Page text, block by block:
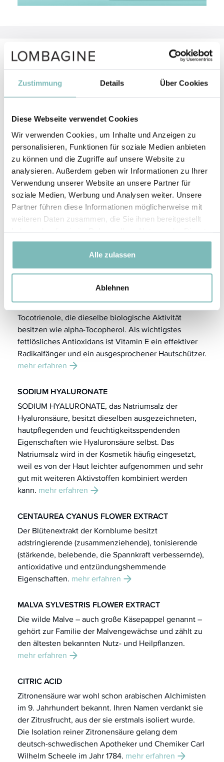
Zustimmung Details Über Cookies
Diese Webseite verwendet Cookies
Wir verwenden Cookies, um Inhalte und Anzeigen zu
personalisieren, Funktionen für soziale Medien anbieten
zu können und die Zugriffe auf unsere Website zu
analysieren. Außerdem geben wir Informationen zu Ihrer
Verwendung unserer Website an unsere Partner für
soziale Medien, Werbung und Analysen weiter. Unsere
Partner führen diese Informationen möglicherweise mit
weiteren Daten zusammen, die Sie ihnen bereitgestellt
gesammelt haben.
Alle zulassen
Ablehnen
Aktivstoffe
GLYCERIN
GLYCERIN (Glycerin) ist chemisch betrachtet ein
Sheabutter
Der Karitébaum oder Sheanussbaum wächst in den
Savannen Afrikas, die sich in einem Gürtel vom
Senegal bis Uganda quer durch den Kontinent ziehen.
mehr erfahren
MACADAMIA INTEGRIFOLIA SEED OIL
(Macadamianussöl) wird aus einer der teuersten und
mehr erfahren
Vitamin E (Tocopherol) ist ein Sammelbegriff für alle
natürlichen und synthetischen Tocopherole und
Tocotrienole, die dieselbe biologische Aktivität
besitzen wie alpha-Tocopherol. Als wichtigstes
fettlösliches Antioxidans ist Vitamin E ein effektiver
Radikalfänger und ein ausgesprochener Hautschützer.
mehr erfahren
SODIUM HYALURONATE
SODIUM HYALURONATE, das Natriumsalz der
Hyaluronsäure, besitzt dieselben ausgezeichneten,
hautpflegenden und feuchtigkeitsspendenden
Eigenschaften wie Hyaluronsäure selbst. Das
Natriumsalz wird in der Kosmetik häufig eingesetzt,
weil es von der Haut leichter aufgenommen und sehr
gut mit weiteren Aktivstoffen kombiniert werden
kann. mehr erfahren
CENTAUREA CYANUS FLOWER EXTRACT
Der Blütenextrakt der Kornblume besitzt
adstringierende (zusammenziehende), tonisierende
(stärkende, belebende, die Spannkraft verbessernde),
antioxidative und entzündungshemmende
Eigenschaften. mehr erfahren
MALVA SYLVESTRIS FLOWER EXTRACT
Die wilde Malve – auch große Käsepappel genannt –
gehört zur Familie der Malvengewächse und zählt zu
den ältesten bekannten Nutz- und Heilpflanzen.
mehr erfahren
CITRIC ACID
Zitronensäure war wohl schon arabischen Alchimisten
im 9. Jahrhundert bekannt. Ihren Namen verdankt sie
der Zitrusfrucht, aus der sie erstmals isoliert wurde.
Die Isolation reiner Zitronensäure gelang dem
deutsch-schwedischen Apotheker und Chemiker Carl
Wilhelm Scheele im Jahr 1784. mehr erfahren